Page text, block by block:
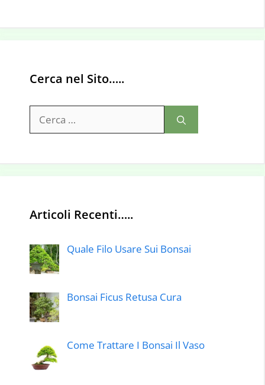
Cerca nel Sito…..
per:
Articoli Recenti…..
Quale Filo Usare Sui Bonsai
Bonsai Ficus Retusa Cura
Come Trattare I Bonsai Il Vaso